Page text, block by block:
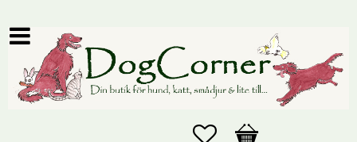
Favoriter
Kundvagn